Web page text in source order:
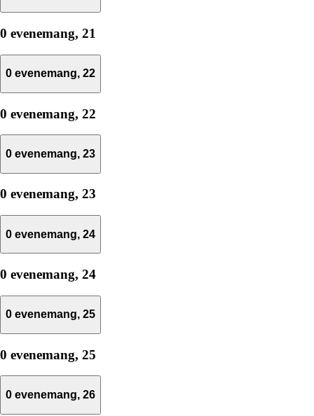
0 evenemang, 21
0 evenemang, 22
0 evenemang, 22
0 evenemang, 23
0 evenemang, 23
0 evenemang, 24
0 evenemang, 24
0 evenemang, 25
0 evenemang, 25
0 evenemang, 26